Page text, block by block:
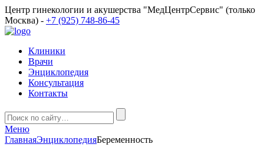
Центр гинекологии и акушерства "МедЦентрСервис" (только
Москва) - +7 (925) 748-86-45
Клиники
Врачи
Энциклопедия
Консультация
Контакты
Меню
ГлавнаяЭнциклопедияБеременность